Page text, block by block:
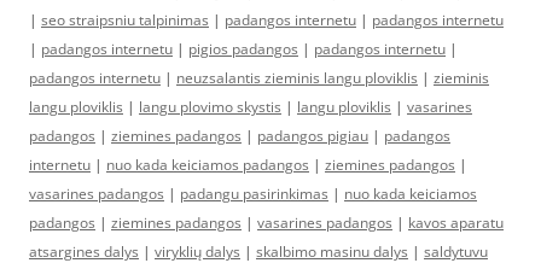
| seo straipsniu talpinimas | padangos internetu | padangos internetu
| padangos internetu | pigios padangos | padangos internetu |
padangos internetu | neuzsalantis zieminis langu ploviklis | zieminis
langu ploviklis | langu plovimo skystis | langu ploviklis | vasarines
padangos | ziemines padangos | padangos pigiau | padangos
internetu | nuo kada keiciamos padangos | ziemines padangos |
vasarines padangos | padangu pasirinkimas | nuo kada keiciamos
padangos | ziemines padangos | vasarines padangos | kavos aparatu
atsargines dalys | viryklių dalys | skalbimo masinu dalys | saldytuvu